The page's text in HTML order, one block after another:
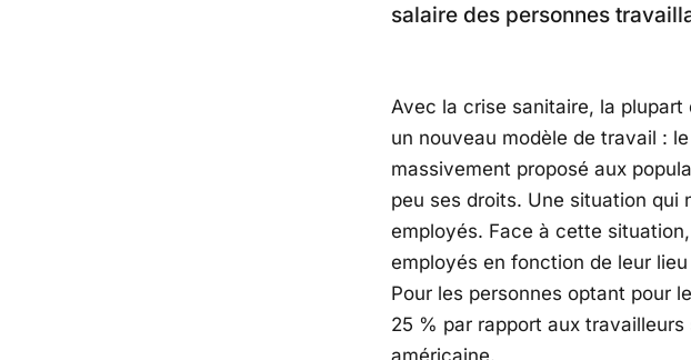
salaire des personnes
Avec la crise sanitaire, la
un nouveau modèle de travail : le
massivement proposé aux
peu ses droits. Une situation qui
employés. Face à cette situation,
employés en fonction de leur
Pour les personnes optant pour
25 % par rapport aux
américaine.